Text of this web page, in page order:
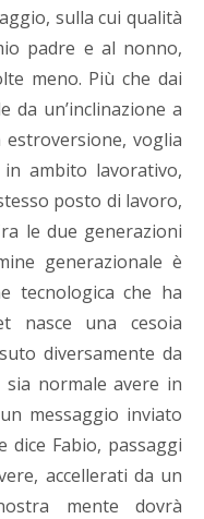
sulla cui qualità
padre e al nonno,
meno. Più che dai
da un’inclinazione a
voglia
ambito lavorativo,
posto di lavoro,
le due generazioni
generazionale è
tecnologica che ha
nasce una cesoia
diversamente da
normale avere in
messaggio inviato
dice Fabio, passaggi
accellerati da un
mente dovrà